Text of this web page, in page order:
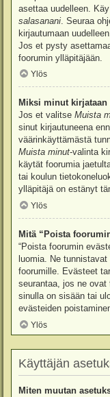
asettaa uudelleen.
salasanani . Seuraa
kirjautumaan uudelleen.
Jos et pysty
foorumin ylläpitäjään.
Ylös
Miksi minut
Jos et valitse Muista
sinut kirjautuneena
väärinkäyttämästä
Muista minut-valinta
käytät foorumia
tai koulun
ylläpitäjä on estänyt
Ylös
Mitä “Poista
“Poista foorumin
luomia. Ne
foorumille. Evästeet
seurantaa, jos ne
sinulla on sisään tai
evästeiden
Ylös
Käyttäjän
Miten muutan